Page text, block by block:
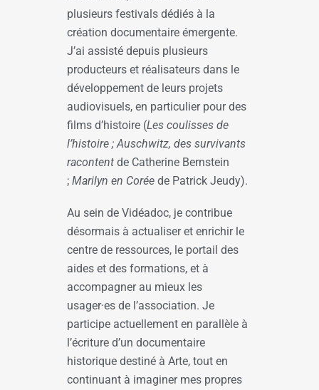
plusieurs festivals dédiés à la
création documentaire émergente.
J’ai assisté depuis plusieurs
producteurs et réalisateurs dans le
développement de leurs projets
audiovisuels, en particulier pour des
films d’histoire (Les coulisses de
l’histoire ; Auschwitz, des survivants
racontent de Catherine Bernstein
; Marilyn en Corée de Patrick Jeudy).
Au sein de Vidéadoc, je contribue
désormais à actualiser et enrichir le
centre de ressources, le portail des
aides et des formations, et à
accompagner au mieux les
usager·es de l’association. Je
participe actuellement en parallèle à
l’écriture d’un documentaire
historique destiné à Arte, tout en
continuant à imaginer mes propres